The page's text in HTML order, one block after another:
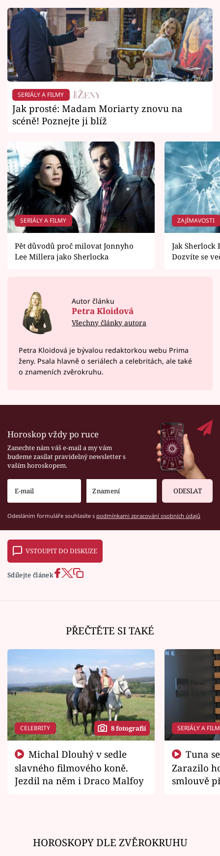
SERIÁLY A FILMY
Jak prosté: Madam Moriarty znovu na
scéně! Poznejte ji blíž
SERIÁLY A FILMY
Pět důvodů proč milovat Jonnyho
Lee Millera jako Sherlocka
ZAJÍMAVOSTI
Jak Sherlock
Dozvíte se
Autor článku
Petra Kloidová
Všechny články autora
Petra Kloidová je bývalou redaktorkou webu Prima
ženy. Psala hlavně o seriálech a celebritách, ale také
o znameních zvěrokruhu.
Horoskop vždy po ruce
Zanechte nám váš e-mail a my vám
budeme zasílat pravidelný newsletter s
vaším horoskopem.
ODESLAT
Odesláním formuláře souhlasíte s podmínkami zpracování osobních údajů
VSTOUPIT DO DISKUZE
Sdílejte článek
PŘEČTĚTE SI TAKÉ
CELEBRITY 8 fotografií
slavného filmového koně.
Jezdil na něm i Draco Malfoy
SERIÁLY A
Zarazilo
smlouvě
HOROSKOPY DLE ZVĚROKRUHU